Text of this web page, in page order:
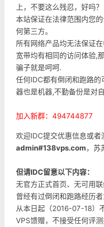
上，不要这么残忍，好吗？
本站保证在法律范围内您
何第三方。
所有网络产品均无法保证
宽带均有相同的访问体验,
骗子就是呵呵.
任何IDC都有倒闭和跑路
器也是机器,不勤备份是对
加入新群：494744877
欢迎IDC提交优惠信息或
admin#138vps.com，苏
但请IDC留意以下内容：
无官方正式首页、无可用联
曾经有过倒闭和跑路经历
从本日起（2016-07-18）
VPS馈赠，不接受任何评